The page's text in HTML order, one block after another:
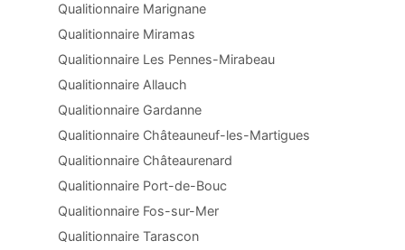
Qualitionnaire Marignane
Qualitionnaire Miramas
Qualitionnaire Les Pennes-Mirabeau
Qualitionnaire Allauch
Qualitionnaire Gardanne
Qualitionnaire Châteauneuf-les-Martigues
Qualitionnaire Châteaurenard
Qualitionnaire Port-de-Bouc
Qualitionnaire Fos-sur-Mer
Qualitionnaire Tarascon